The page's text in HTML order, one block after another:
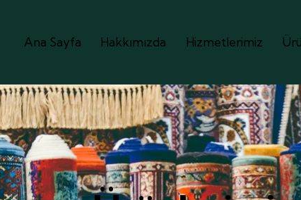
Ana Sayfa Hakkımızda Hizmetlerimiz